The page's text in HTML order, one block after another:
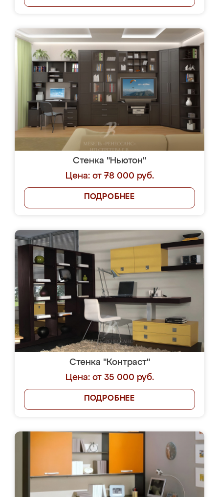
Стенка "Ньютон"
Цена: от 78 000 руб.
ПОДРОБНЕЕ
Стенка "Контраст"
Цена: от 35 000 руб.
ПОДРОБНЕЕ